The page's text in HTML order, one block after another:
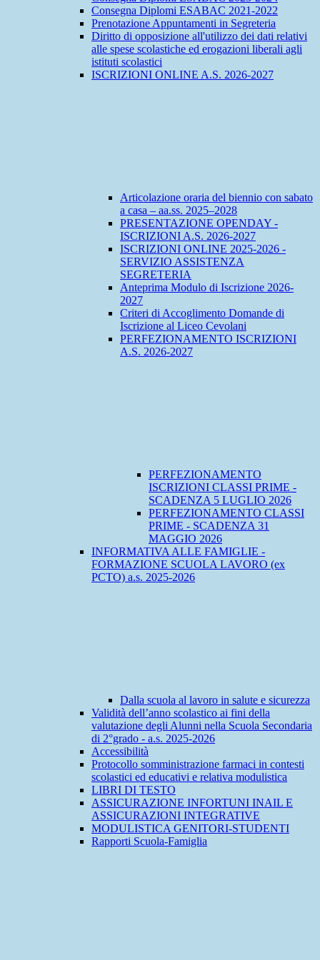
Consegna Diplomi ESABAC 2021-2022
Prenotazione Appuntamenti in Segreteria
Diritto di opposizione all'utilizzo dei dati relativi
alle spese scolastiche ed erogazioni liberali agli
istituti scolastici
ISCRIZIONI ONLINE A.S. 2026-2027
Articolazione oraria del biennio con sabato
a casa – aa.ss. 2025–2028
PRESENTAZIONE OPENDAY -
ISCRIZIONI A.S. 2026-2027
ISCRIZIONI ONLINE 2025-2026 -
SERVIZIO ASSISTENZA
SEGRETERIA
Anteprima Modulo di Iscrizione 2026-
2027
Criteri di Accoglimento Domande di
Iscrizione al Liceo Cevolani
PERFEZIONAMENTO ISCRIZIONI
A.S. 2026-2027
PERFEZIONAMENTO
ISCRIZIONI CLASSI PRIME -
SCADENZA 5 LUGLIO 2026
PERFEZIONAMENTO CLASSI
PRIME - SCADENZA 31
MAGGIO 2026
INFORMATIVA ALLE FAMIGLIE -
FORMAZIONE SCUOLA LAVORO (ex
PCTO) a.s. 2025-2026
Dalla scuola al lavoro in salute e sicurezza
Validità dell’anno scolastico ai fini della
valutazione degli Alunni nella Scuola Secondaria
di 2°grado - a.s. 2025-2026
Accessibilità
Protocollo somministrazione farmaci in contesti
scolastici ed educativi e relativa modulistica
LIBRI DI TESTO
ASSICURAZIONE INFORTUNI INAIL E
ASSICURAZIONI INTEGRATIVE
MODULISTICA GENITORI-STUDENTI
Rapporti Scuola-Famiglia